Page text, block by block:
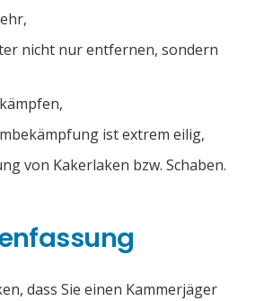
nicht nur entfernen, sondern
ist extrem eilig,
von Kakerlaken bzw. Schaben.
dass Sie einen Kammerjäger